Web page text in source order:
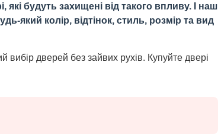
які будуть захищені від такого впливу. І наш
який колір, відтінок, стиль, розмір та вид
вибір дверей без зайвих рухів. Купуйте двері